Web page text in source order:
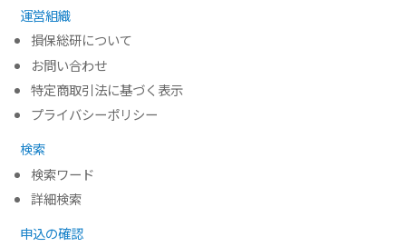
第三部． 顧客中心主義の実践
(1) 顧客中心主義の実践に向けて乗り越えな
ければいけない３つのジレンマ
(ア)イノベーションのジレンマ
(イ)規模の経済追求と少量多品種化のジレ
(ウ)相互扶助の精神とリスク細分化のジレ
ンマ
(2)ジレンマを乗り越えた持続的成長に向けて
第四部． 質疑応答
運営組織
損保総研について
お問い合わせ
特定商取引法に基づく表示
プライバシーポリシー
検索
検索ワード
詳細検索
申込の確認